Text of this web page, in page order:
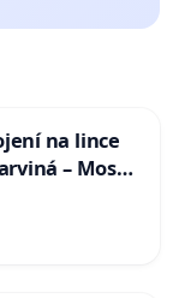
na lince
– Mosty